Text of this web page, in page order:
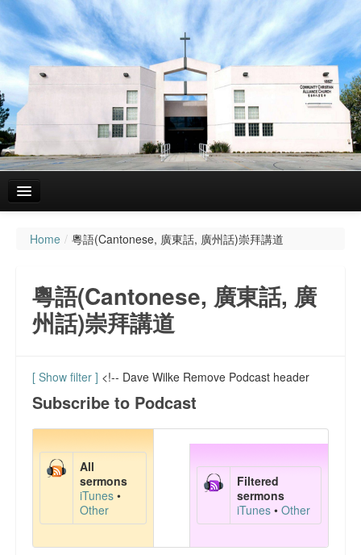
主頁
聚會資料
粵語(Cantonese, 廣東話, 廣州話)崇拜講道
會務報告
代禱事項
文章分享
FaceBook 網頁
聯絡我們
Home / 粵語(Cantonese, 廣東話, 廣州話)崇拜講道
粵語(Cantonese, 廣東話, 廣
州話)崇拜講道
[ Show filter ] <!-- Dave Wilke Remove Podcast header
Subscribe to Podcast
All
sermons
iTunes •
Other
Filtered
sermons
iTunes • Other